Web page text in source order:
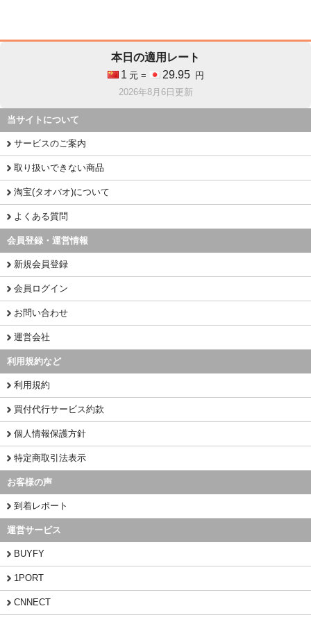
本日の適用レート
1 元 = 29.95
円
2026年8月6日更新
当サイトについて
サービスのご案内
取り扱いできない商品
淘宝(タオバオ)について
よくある質問
会員登録・運営情報
新規会員登録
会員ログイン
お問い合わせ
運営会社
利用規約など
利用規約
買付代行サービス約款
個人情報保護方針
特定商取引法表示
お客様の声
到着レポート
運営サービス
BUYFY
1PORT
CNNECT